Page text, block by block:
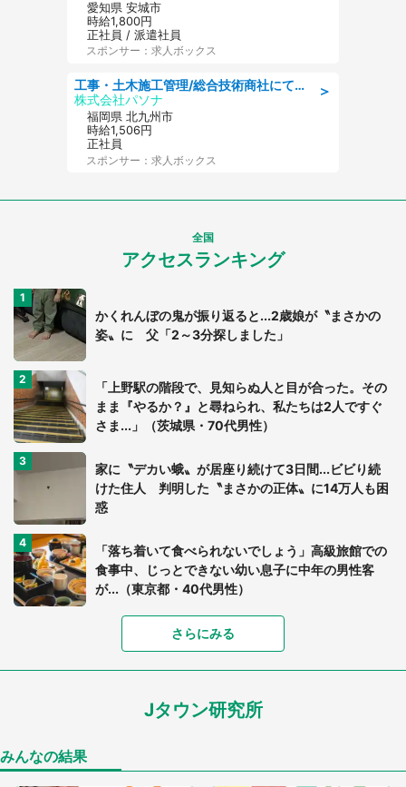
愛知県 安城市
時給1,800円
正社員 / 派遣社員
スポンサー：求人ボックス
＞
工事・土木施工管理/総合技術商社にて施工管理のお仕事/即日勤務可/車通勤可/工事・土木施工管理/生産・品質管理
株式会社パソナ
福岡県 北九州市
時給1,506円
正社員
スポンサー：求人ボックス
全国
アクセスランキング
かくれんぼの鬼が振り返ると...2歳娘が〝まさかの
姿〟に 父「2～3分探しました」
「上野駅の階段で、見知らぬ人と目が合った。その
まま『やるか？』と尋ねられ、私たちは2人ですぐ
さま...」（茨城県・70代男性）
家に〝デカい蛾〟が居座り続けて3日間...ビビり続
けた住人 判明した〝まさかの正体〟に14万人も困
惑
「落ち着いて食べられないでしょう」高級旅館での
食事中、じっとできない幼い息子に中年の男性客
が...（東京都・40代男性）
「富豪すぎ」1歳息子の〝店頭駄々こね〟の内容に1.
7万人驚がく 「お菓子売り場ならまだしも...」「ハ
ードル高い」
あまりにも四角すぎる猫、激写される 「これもう
さらにみる
Jタウン研究所
みんなの結果